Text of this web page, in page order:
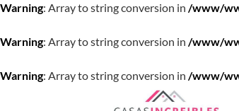
Warning: Array to string conversion in /www/
Warning: Array to string conversion in /www/
Warning: Array to string conversion in /www/